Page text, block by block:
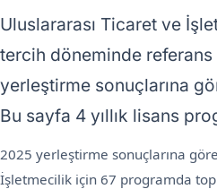
Uluslararası Ticaret ve
tercih döneminde
yerleştirme sonuçlarına
Bu sayfa 4 yıllık lisans
2025 yerleştirme sonuçlarına
İşletmecilik için 67 programda